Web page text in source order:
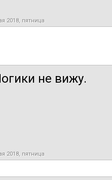
2018, пятница
не вижу.
2018, пятница